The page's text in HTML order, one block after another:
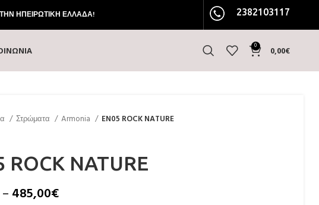
ΗΠΕΙΡΩΤΙΚΗ ΕΛΛΑΔΑ! 2382103117
0 0,00€
Στρώματα Armonia EN05 ROCK NATURE
ROCK NATURE
– 485,00€